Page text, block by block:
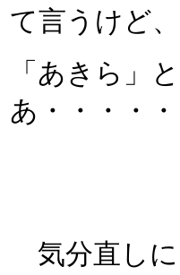
て言うけど
「あきら」
あ・・・・
気分直しに